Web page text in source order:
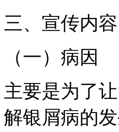
三、宣传内容
（一）病因
主要是为了
解银屑病的